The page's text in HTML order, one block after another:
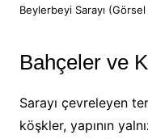
Beylerbeyi Sarayı
Bahçeler ve
Sarayı çevreleyen
köşkler, yapının